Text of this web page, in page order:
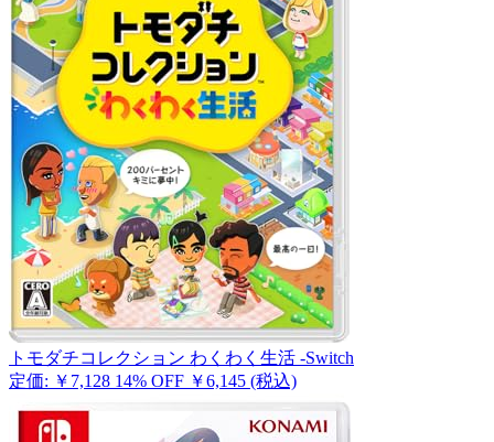
トモダチコレクション わくわく生活 -Switch
定価: ￥7,128 14% OFF ￥6,145 (税込)